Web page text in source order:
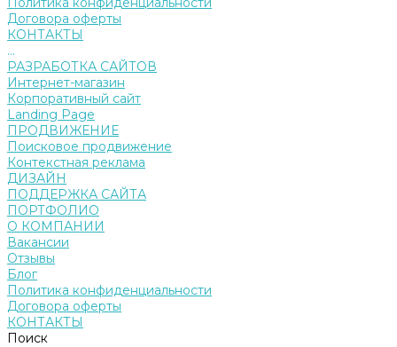
Договора оферты
КОНТАКТЫ
...
РАЗРАБОТКА САЙТОВ
Интернет-магазин
Корпоративный сайт
Landing Page
ПРОДВИЖЕНИЕ
Поисковое продвижение
Контекстная реклама
ДИЗАЙН
ПОДДЕРЖКА САЙТА
ПОРТФОЛИО
О КОМПАНИИ
Вакансии
Отзывы
Блог
Политика конфиденциальности
Договора оферты
КОНТАКТЫ
Поиск